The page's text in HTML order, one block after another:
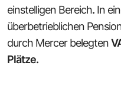
einstelligen Bereich. In
überbetrieblichen
durch Mercer belegten
Plätze.